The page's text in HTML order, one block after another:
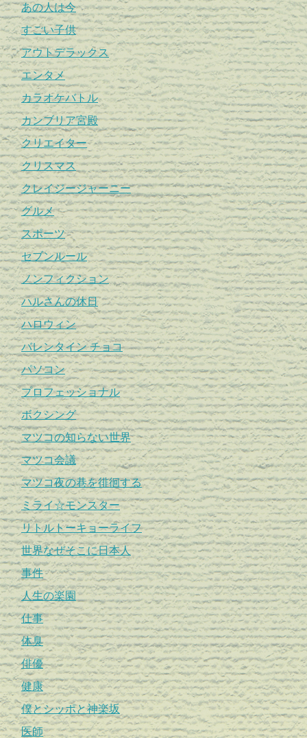
あの人は今
すごい子供
アウトデラックス
エンタメ
カラオケバトル
カンブリア宮殿
クリエイター
クリスマス
クレイジージャーニー
グルメ
スポーツ
セブンルール
ノンフィクション
ハルさんの休日
ハロウィン
バレンタイン チョコ
パソコン
プロフェッショナル
ボクシング
マツコの知らない世界
マツコ会議
マツコ夜の巷を徘徊する
ミライ☆モンスター
リトルトーキョーライフ
世界なぜそこに日本人
事件
人生の楽園
仕事
体臭
俳優
健康
僕とシッポと神楽坂
医師